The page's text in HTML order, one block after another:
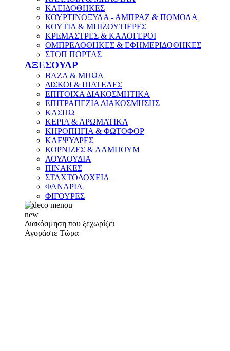
ΚΛΕΙΔΟΘΗΚΕΣ
ΚΟΥΡΤΙΝΟΞΥΛΑ - ΑΜΠΡΑΖ & ΠΟΜΟΛΑ
ΚΟΥΤΙΑ & ΜΠΙΖΟΥΤΙΕΡΕΣ
ΚΡΕΜΑΣΤΡΕΣ & ΚΑΛΟΓΕΡΟΙ
ΟΜΠΡΕΛΟΘΗΚΕΣ & ΕΦΗΜΕΡΙΔΟΘΗΚΕΣ
ΣΤΟΠ ΠΟΡΤΑΣ
ΑΞΕΣΟΥΑΡ
ΒΑΖΑ & ΜΠΩΛ
ΔΙΣΚΟΙ & ΠΙΑΤΕΛΕΣ
ΕΠΙΤΟΙΧΑ ΔΙΑΚΟΣΜΗΤΙΚΑ
ΕΠΙΤΡΑΠΕΖΙΑ ΔΙΑΚΟΣΜΗΣΗΣ
ΚΑΣΠΩ
ΚΕΡΙΑ & ΑΡΩΜΑΤΙΚΑ
ΚΗΡΟΠΗΓΙΑ & ΦΩΤΟΦΟΡ
ΚΛΕΨΥΔΡΕΣ
ΚΟΡΝΙΖΕΣ & ΑΛΜΠΟΥΜ
ΛΟΥΛΟΥΔΙΑ
ΠΙΝΑΚΕΣ
ΣΤΑΧΤΟΔΟΧΕΙΑ
ΦΑΝΑΡΙΑ
ΦΙΓΟΥΡΕΣ
new
Διακόσμηση που ξεχωρίζει
Αγοράστε Τώρα